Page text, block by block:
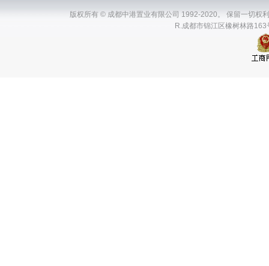
版权所有 © 成都中港置业有限公司 1992-2020。 保留一切
R.成都市锦江区橡树林路